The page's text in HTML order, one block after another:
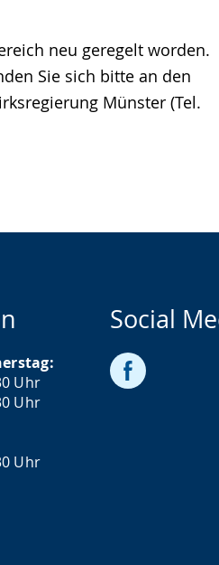
neu geregelt worden.
Sie sich bitte an den
Münster (Tel.
Uhr
Uhr
Uhr
Social